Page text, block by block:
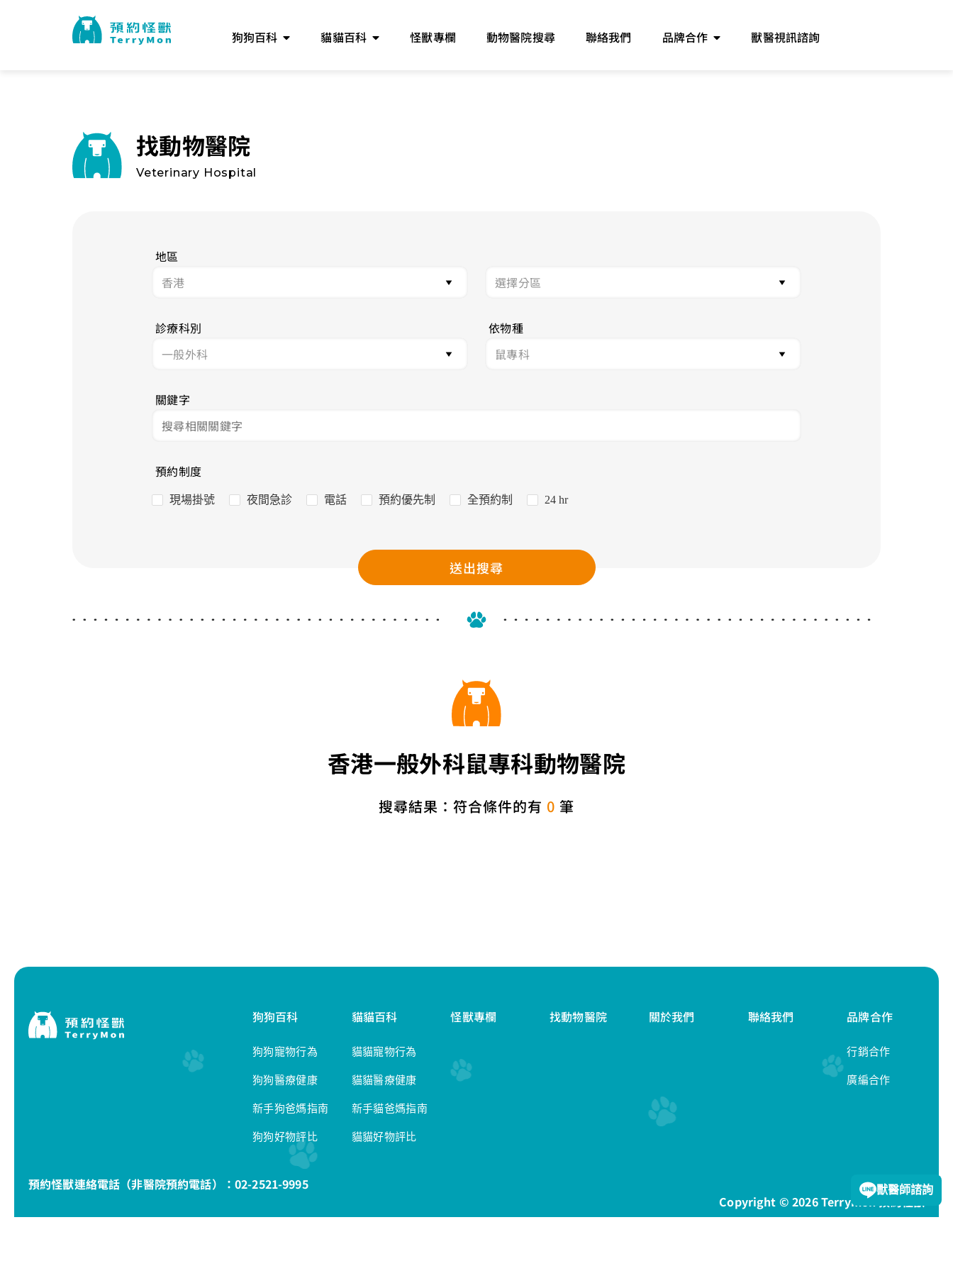
狗狗百科 貓貓百科 怪獸專欄 動物醫院搜尋 聯絡我們 品牌合作 獸醫視訊諮詢
找動物醫院
Veterinary Hospital
地區
診療科別 依物種
關鍵字
預約制度
現場掛號 夜間急診 電話 預約優先制 全預約制 24 hr
送出搜尋
香港一般外科鼠專科動物醫院
搜尋結果：符合條件的有 0 筆
狗狗百科
狗狗寵物行為
狗狗醫療健康
新手狗爸媽指南
狗狗好物評比
貓貓百科
貓貓寵物行為
貓貓醫療健康
新手貓爸媽指南
貓貓好物評比
怪獸專欄 找動物醫院 關於我們 聯絡我們 品牌合作
行銷合作
廣編合作
預約怪獸連絡電話（非醫院預約電話）： 02-2521-9995
隱私權政策
Copyright © 2026 Terrymon 預約怪獸
獸醫師諮詢